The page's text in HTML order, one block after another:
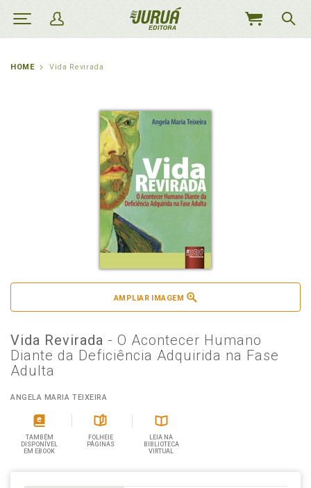
MEU
HOME Vida Revirada
AMPLIAR IMAGEM
Vida Revirada - O Acontecer Humano
Diante da Deficiência Adquirida na Fase
Adulta
ANGELA MARIA TEIXEIRA
TAMBÉM
DISPONÍVEL
EM EBOOK
FOLHEIE
PÁGINAS
LEIA NA
BIBLIOTECA
VIRTUAL